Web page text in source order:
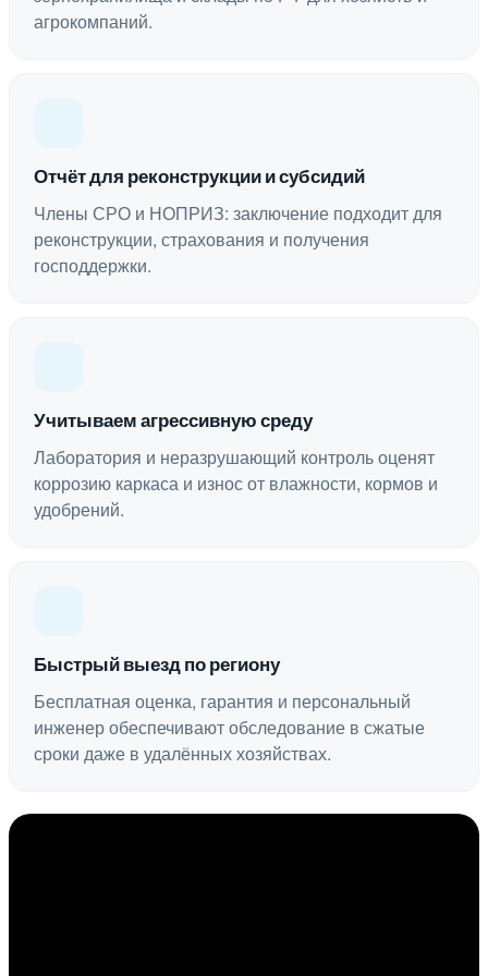
агрокомпаний.
Отчёт для реконструкции и субсидий
Члены СРО и НОПРИЗ: заключение подходит для
реконструкции, страхования и получения
господдержки.
Учитываем агрессивную среду
Лаборатория и неразрушающий контроль оценят
коррозию каркаса и износ от влажности, кормов и
удобрений.
Быстрый выезд по региону
Бесплатная оценка, гарантия и персональный
инженер обеспечивают обследование в сжатые
сроки даже в удалённых хозяйствах.